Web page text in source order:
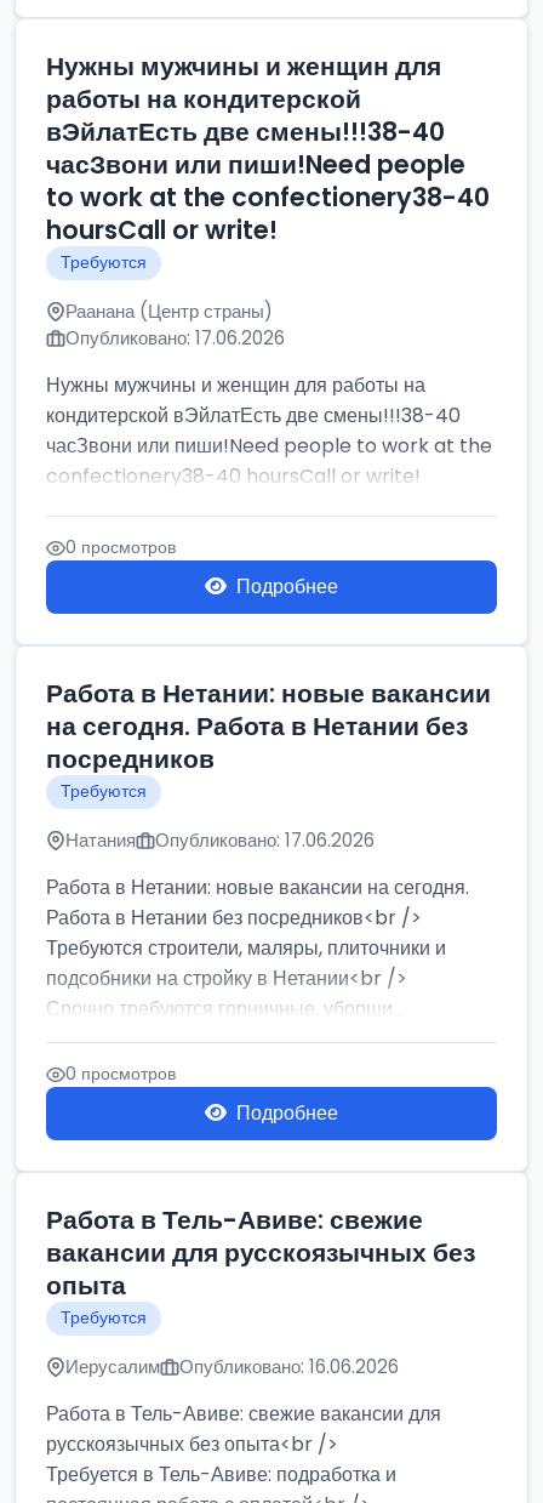
Нужны мужчины и женщин для
работы на кондитерской
вЭйлатЕсть две смены!!!38-40
часЗвони или пиши!Need people
to work at the confectionery38-40
hoursCall or write!
Требуются
Раанана (Центр страны)
Опубликовано: 17.06.2026
Нужны мужчины и женщин для работы на
кондитерской вЭйлатЕсть две смены!!!38-40
часЗвони или пиши!Need people to work at the
confectionery38-40 hoursCall or write!
0 просмотров
Подробнее
Работа в Нетании: новые вакансии
на сегодня. Работа в Нетании без
посредников
Требуются
Натания Опубликовано: 17.06.2026
Работа в Нетании: новые вакансии на сегодня.
Работа в Нетании без посредников<br />
Требуются строители, маляры, плиточники и
подсобники на стройку в Нетании<br />
Срочно требуются горничные, уборщи...
0 просмотров
Подробнее
Работа в Тель-Авиве: свежие
вакансии для русскоязычных без
опыта
Требуются
Иерусалим Опубликовано: 16.06.2026
Работа в Тель-Авиве: свежие вакансии для
русскоязычных без опыта<br />
Требуется в Тель-Авиве: подработка и